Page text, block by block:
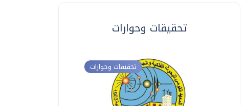
تحقيقات وحوارات
تحقيقات وحوارات